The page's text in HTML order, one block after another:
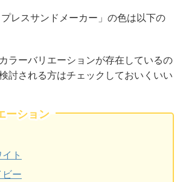
プレスサンドメーカー」の色は以下の
ラーバリエーションが存在しているの
討される方はチェックしておいくいい
ーション
ト
ー